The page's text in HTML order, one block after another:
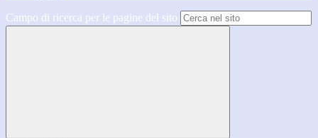
Campo di ricerca per le pagine del sito